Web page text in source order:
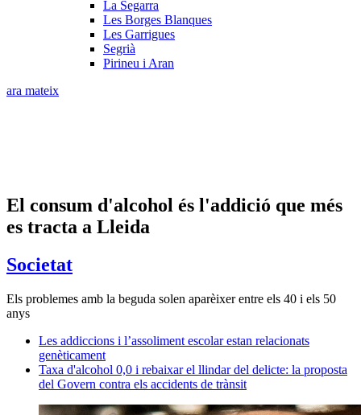
La Segarra
Les Borges Blanques
Les Garrigues
Segrià
Pirineu i Aran
ara mateix
El consum d'alcohol és l'addició que més
es tracta a Lleida
Societat
Els problemes amb la beguda solen aparèixer entre els 40 i els 50
anys
Les addiccions i l’assoliment escolar estan relacionats
genèticament
Taxa d'alcohol 0,0 i rebaixar el llindar del delicte: la proposta
del Govern contra els accidents de trànsit